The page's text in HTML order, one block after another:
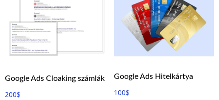
Google Ads Cloaking számlák
200$
Google Ads Hitelkártya
100$